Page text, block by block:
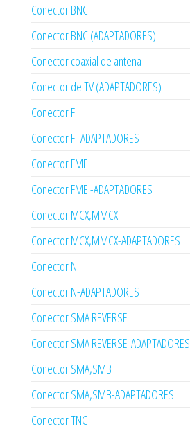
Conector BNC
Conector BNC (ADAPTADORES)
Conector coaxial de antena
Conector de TV (ADAPTADORES)
Conector F
Conector F- ADAPTADORES
Conector FME
Conector FME -ADAPTADORES
Conector MCX,MMCX
Conector MCX,MMCX-ADAPTADORES
Conector N
Conector N-ADAPTADORES
Conector SMA REVERSE
Conector SMA REVERSE-ADAPTADORES
Conector SMA,SMB
Conector SMA,SMB-ADAPTADORES
Conector TNC